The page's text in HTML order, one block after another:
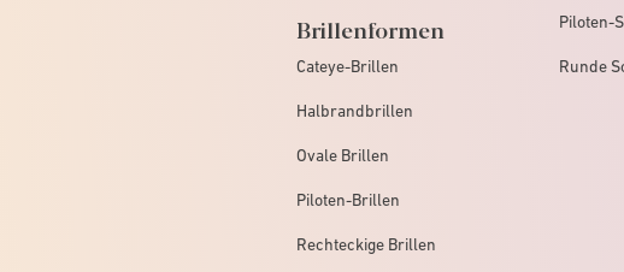
Brillenformen
Cateye-Brillen
Halbrandbrillen
Ovale Brillen
Piloten-Brillen
Rechteckige Brillen
Piloten-
Runde